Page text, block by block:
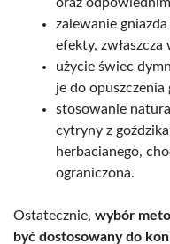
oraz
zalewanie
efekty,
użycie świec
je do opuszczenia
stosowanie
cytryny z
herbacianego,
ograniczona.
Ostatecznie, wybór
być dostosowany do